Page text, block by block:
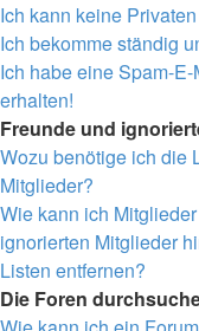
Ich kann keine
Ich bekomme ständig
Ich habe eine Spam-
erhalten!
Freunde und
Wozu benötige ich die
Mitglieder?
Wie kann ich
ignorierten Mitglieder
Listen entfernen?
Die Foren